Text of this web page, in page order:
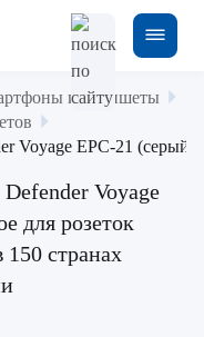
и планшеты
Voyage EPC-21
Defender Voyage
для розеток
странах